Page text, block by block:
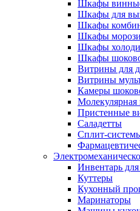
Шкафы
Шкафы для
Шкафы
Шкафы
Шкафы
Шкафы
Витрины для
Витрины
Камеры
Молекулярная
Пристенные
Саладетты
Сплит-
Инвентарь
Куттеры
Кухонный
Маринаторы